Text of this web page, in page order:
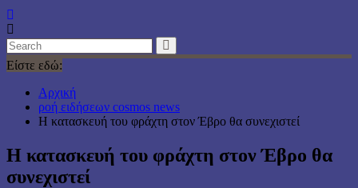
Είστε εδώ:
Αρχική
ροή ειδήσεων cosmos news
Η κατασκευή του φράχτη στον Έβρο θα συνεχιστεί
Η κατασκευή του φράχτη στον Έβρο θα
συνεχιστεί